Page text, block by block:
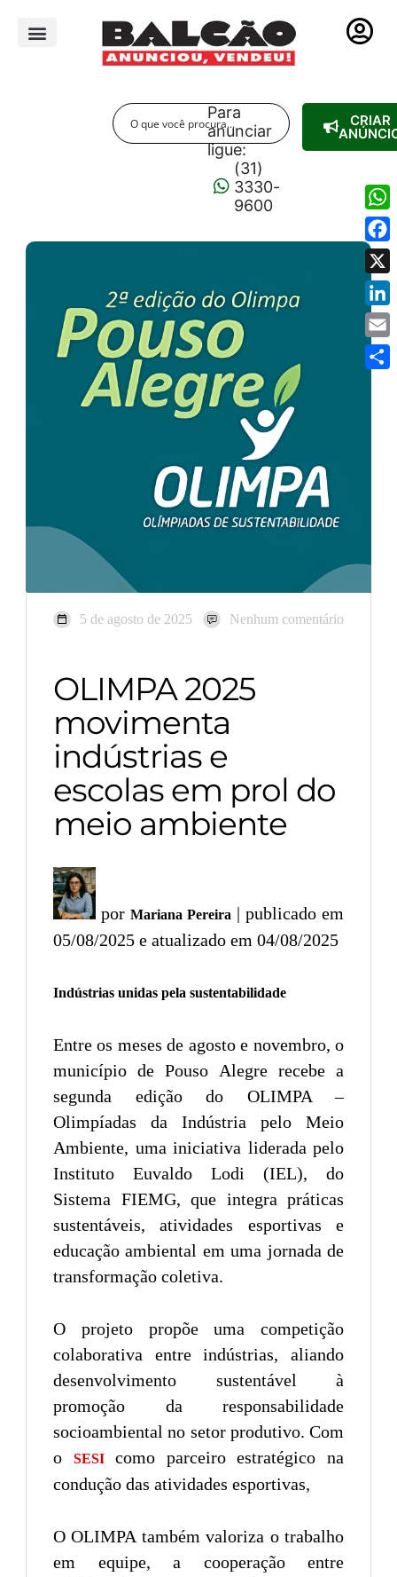
Para
anunciar
ligue:
(31)
3330-
9600
CRIAR
5 de agosto de 2025 Nenhum comentário
OLIMPA 2025
movimenta
indústrias e
escolas em prol do
meio ambiente
por Mariana Pereira | publicado em
05/08/2025 e atualizado em 04/08/2025
Indústrias unidas pela sustentabilidade
Entre os meses de agosto e novembro, o
município de Pouso Alegre recebe a
segunda edição do OLIMPA –
Olimpíadas da Indústria pelo Meio
Ambiente, uma iniciativa liderada pelo
Instituto Euvaldo Lodi (IEL), do
Sistema FIEMG, que integra práticas
sustentáveis, atividades esportivas e
educação ambiental em uma jornada de
transformação coletiva.
O projeto propõe uma competição
colaborativa entre indústrias, aliando
desenvolvimento sustentável à
promoção da responsabilidade
socioambiental no setor produtivo. Com
o
SESIcomo parceiro estratégico na
condução das atividades esportivas,
O OLIMPA também valoriza o trabalho
em equipe, a cooperação entre
X